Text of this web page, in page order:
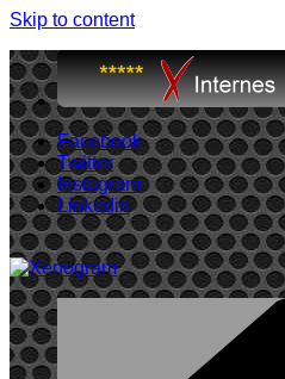
Skip to content
Facebook
Twitter
Instagram
Linkedin